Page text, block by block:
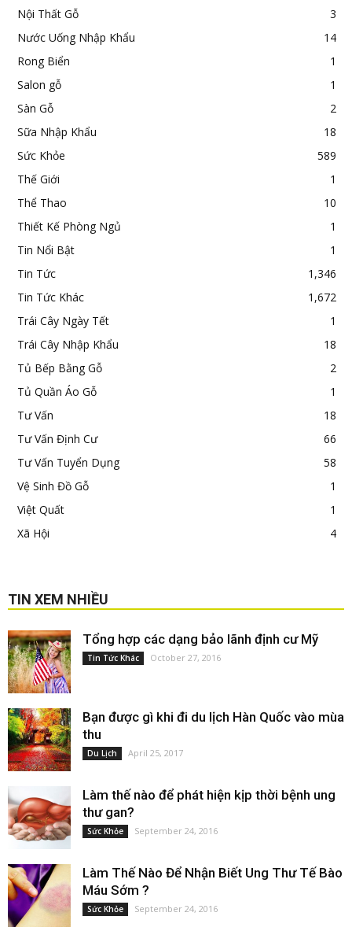
Nội Thất Gỗ
3
Nước Uống Nhập Khẩu
14
Rong Biển
1
Salon gỗ
1
Sàn Gỗ
2
Sữa Nhập Khẩu
18
Sức Khỏe
589
Thế Giới
1
Thể Thao
10
Thiết Kế Phòng Ngủ
1
Tin Nổi Bật
1
Tin Tức
1,346
Tin Tức Khác
1,672
Trái Cây Ngày Tết
1
Trái Cây Nhập Khẩu
18
Tủ Bếp Bằng Gỗ
2
Tủ Quần Áo Gỗ
1
Tư Vấn
18
Tư Vấn Định Cư
66
Tư Vấn Tuyển Dụng
58
Vệ Sinh Đồ Gỗ
1
Việt Quất
1
Xã Hội
4
TIN XEM NHIỀU
Tổng hợp các dạng bảo lãnh định cư Mỹ
Tin Tức Khác October 27, 2016
Bạn được gì khi đi du lịch Hàn Quốc vào mùa
thu
Du Lịch April 25, 2017
Làm thế nào để phát hiện kịp thời bệnh ung
thư gan?
Sức Khỏe September 24, 2016
Làm Thế Nào Để Nhận Biết Ung Thư Tế Bào
Máu Sớm ?
Sức Khỏe September 24, 2016